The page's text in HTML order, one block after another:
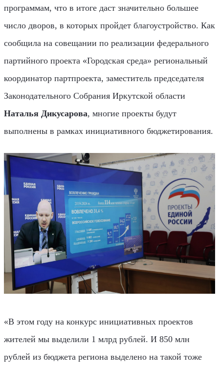
программам, что в итоге даст значительно большее
число дворов, в которых пройдет благоустройство. Как
сообщила на совещании по реализации федерального
партийного проекта «Городская среда» региональный
координатор партпроекта, заместитель председателя
Законодательного Собрания Иркутской области
Наталья Дикусарова, многие проекты будут
выполнены в рамках инициативного бюджетирования.
«В этом году на конкурс инициативных проектов
жителей мы выделили 1 млрд рублей. И 850 млн
рублей из бюджета региона выделено на такой тоже